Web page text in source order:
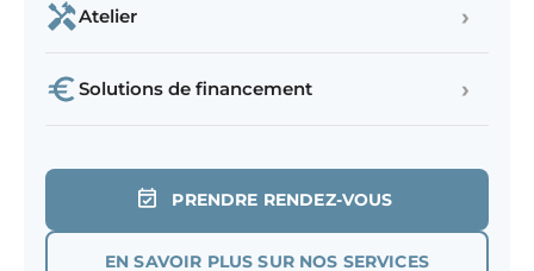
Atelier ›
Solutions de financement ›
PRENDRE RENDEZ-VOUS
EN SAVOIR PLUS SUR NOS SERVICES